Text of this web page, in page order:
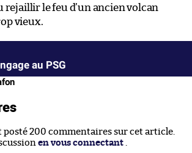
rejaillir le feu d’un ancien volcan
vieux.
au PSG
posté 200 commentaires sur cet article.
en vous connectant .